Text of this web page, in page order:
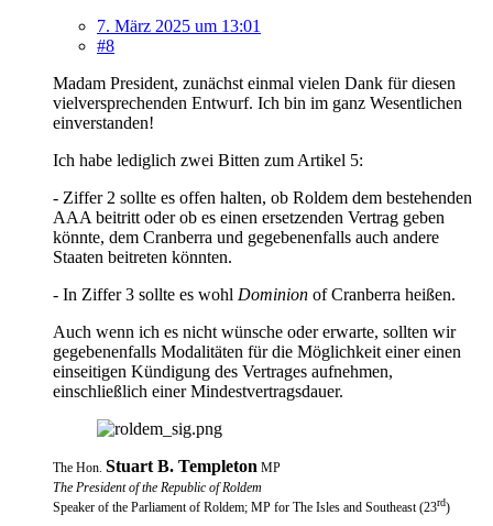
7. März 2025 um 13:01
#8
Madam President, zunächst einmal vielen Dank für diesen
vielversprechenden Entwurf. Ich bin im ganz Wesentlichen
einverstanden!
Ich habe lediglich zwei Bitten zum Artikel 5:
- Ziffer 2 sollte es offen halten, ob Roldem dem bestehenden
AAA beitritt oder ob es einen ersetzenden Vertrag geben
könnte, dem Cranberra und gegebenenfalls auch andere
Staaten beitreten könnten.
- In Ziffer 3 sollte es wohl Dominion of Cranberra heißen.
Auch wenn ich es nicht wünsche oder erwarte, sollten wir
gegebenenfalls Modalitäten für die Möglichkeit einer einen
einseitigen Kündigung des Vertrages aufnehmen,
einschließlich einer Mindestvertragsdauer.
The Hon. Stuart B. Templeton MP
The President of the Republic of Roldem
Speaker of the Parliament of Roldem; MP for The Isles and Southeast (23rd)